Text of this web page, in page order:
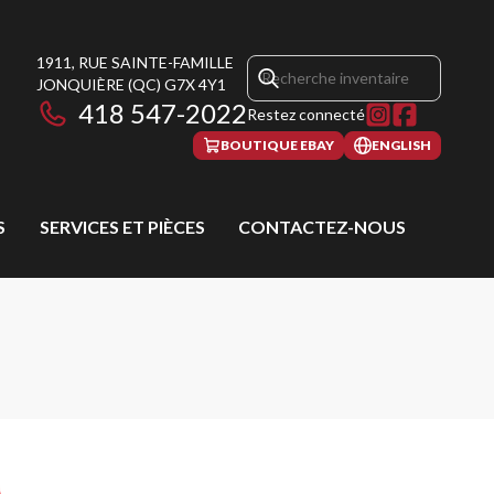
1911, RUE SAINTE-FAMILLE
JONQUIÈRE (QC) G7X 4Y1
418 547-2022Restez connecté
BOUTIQUE EBAY ENGLISH
SERVICES ET PIÈCES CONTACTEZ-NOUS